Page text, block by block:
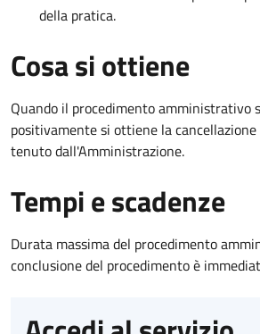
della pratica.
Cosa si ottiene
Quando il procedimento amministrativo
positivamente si ottiene la
tenuto dall'Amministrazione.
Tempi e scadenze
Durata massima del procedimento
conclusione del procedimento è